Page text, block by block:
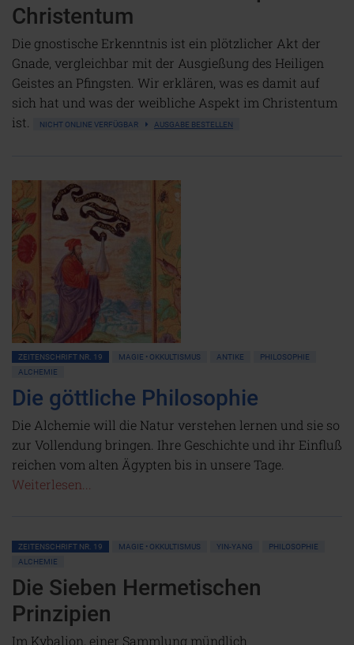
Christentum
Die gnostische Erkenntnis ist ein plötzlicher Akt der
Gnade, vergleichbar mit der Ausgießung des Heiligen
Geistes an Pfingsten. Wir erklären, was es damit auf
sich hat und was der weibliche Aspekt im Christentum
ist.
NICHT ONLINE VERFÜGBAR AUSGABE BESTELLEN
ZEITENSCHRIFT NR. 19 MAGIE • OKKULTISMUS ANTIKE
PHILOSOPHIE
ALCHEMIE
Die göttliche Philosophie
Die Alchemie will die Natur verstehen lernen und sie so
zur Vollendung bringen. Ihre Geschichte und ihr Einfluß
reichen vom alten Ägypten bis in unsere Tage.
Weiterlesen...
ZEITENSCHRIFT NR. 19 MAGIE • OKKULTISMUS YIN-YANG
PHILOSOPHIE
ALCHEMIE
Die Sieben Hermetischen
Prinzipien
Im Kybalion, einer Sammlung mündlich